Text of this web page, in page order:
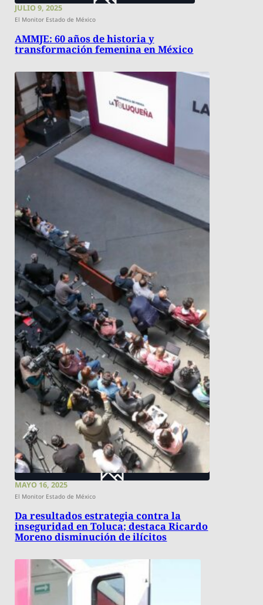
JULIO 9, 2025
El Monitor Estado de México
AMMJE: 60 años de historia y
transformación femenina en México
MAYO 16, 2025
El Monitor Estado de México
Da resultados estrategia contra la
inseguridad en Toluca; destaca Ricardo
Moreno disminución de ilícitos